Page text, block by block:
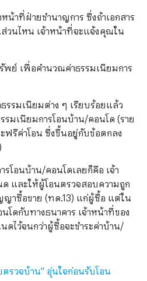
หน้าที่ฝ่ายชำนาญการ ซึ่งถ้าเอกสาร
ส่วนไหน เจ้าหน้าที่จะแจ้งคุณใน
พย์ เพื่อคำนวณค่าธรรมเนียมการ
รรมเนียมต่าง ๆ เรียบร้อยแล้ว
รมเนียมการโอนบ้าน /คอนโด (ราย
ฟรีค่าโอน ซึ่งขึ้นอยู่กับข้อตกลง
รโอนบ้าน /คอนโดเลยก็คือ เจ้า
และให้ผู้โอนตรวจสอบความถูก
าซื้อขาย (ทด.13) แก่ผู้ซื้อ แต่ใน
ดกับทางธนาคาร เจ้าหน้าที่ของ
ดไว้จนกว่าผู้ซื้อจะชำระค่าบ้าน/
รวจบ้าน" อุ่นใจก่อนรับโอน